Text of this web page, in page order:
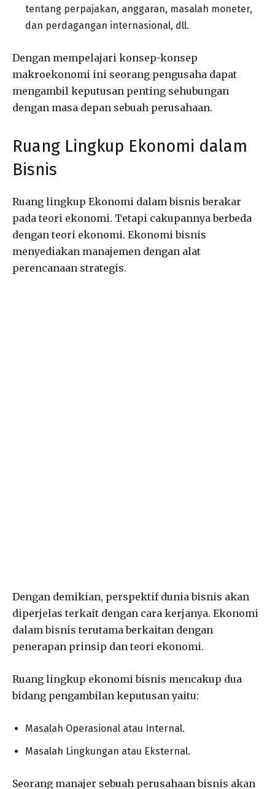
tentang perpajakan, anggaran, masalah moneter,
dan perdagangan internasional, dll.
Dengan mempelajari konsep-konsep
makroekonomi ini seorang pengusaha dapat
mengambil keputusan penting sehubungan
dengan masa depan sebuah perusahaan.
Ruang Lingkup Ekonomi dalam
Bisnis
Ruang lingkup Ekonomi dalam bisnis berakar
pada teori ekonomi. Tetapi cakupannya berbeda
dengan teori ekonomi. Ekonomi bisnis
menyediakan manajemen dengan alat
perencanaan strategis.
Dengan demikian, perspektif dunia bisnis akan
diperjelas terkait dengan cara kerjanya. Ekonomi
dalam bisnis terutama berkaitan dengan
penerapan prinsip dan teori ekonomi.
Ruang lingkup ekonomi bisnis mencakup dua
bidang pengambilan keputusan yaitu:
Masalah Operasional atau Internal.
Masalah Lingkungan atau Eksternal.
Seorang manajer sebuah perusahaan bisnis akan